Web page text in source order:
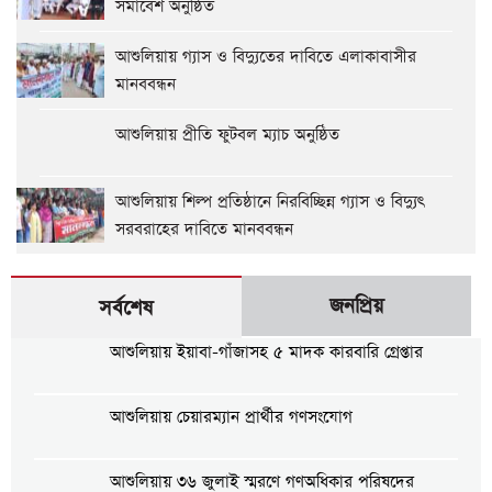
সমাবেশ অনুষ্ঠিত
আশুলিয়ায় গ্যাস ও বিদ্যুতের দাবিতে এলাকাবাসীর
মানববন্ধন
আশুলিয়ায় প্রীতি ফুটবল ম্যাচ অনুষ্ঠিত
আশুলিয়ায় শিল্প প্রতিষ্ঠানে নিরবিচ্ছিন্ন গ্যাস ও বিদ্যুৎ
সরবরাহের দাবিতে মানববন্ধন
সর্বশেষ জনপ্রিয়
আশুলিয়ায় ইয়াবা-গাঁজাসহ ৫ মাদক কারবারি গ্রেপ্তার
আশুলিয়ায় চেয়ারম্যান প্রার্থীর গণসংযোগ
আশুলিয়ায় ৩৬ জুলাই স্মরণে গণঅধিকার পরিষদের